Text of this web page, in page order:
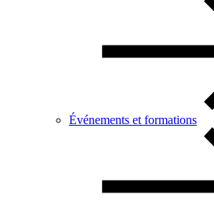
Événements et formations